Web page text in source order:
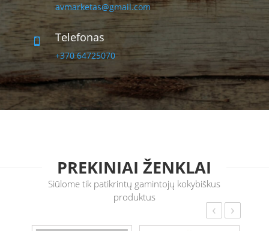
avmarketas@gmail.com
 Telefonas
+370 64725070
PREKINIAI ŽENKLAI
Siūlome tik patikrintų gamintojų kokybiškus
produktus
‹ ›